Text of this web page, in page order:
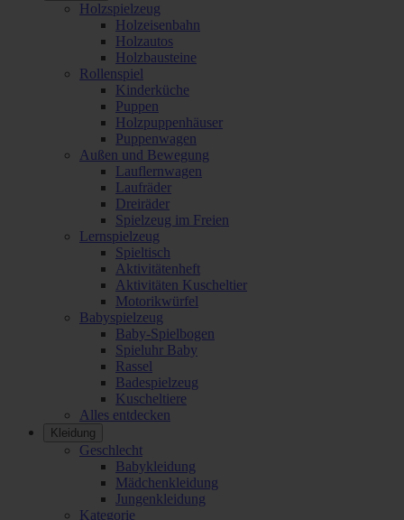
Holzspielzeug
Holzeisenbahn
Holzautos
Holzbausteine
Rollenspiel
Kinderküche
Puppen
Holzpuppenhäuser
Puppenwagen
Außen und Bewegung
Lauflernwagen
Laufräder
Dreiräder
Spielzeug im Freien
Lernspielzeug
Spieltisch
Aktivitätenheft
Aktivitäten Kuscheltier
Motorikwürfel
Babyspielzeug
Baby-Spielbogen
Spieluhr Baby
Rassel
Badespielzeug
Kuscheltiere
Alles entdecken
Kleidung
Geschlecht
Babykleidung
Mädchenkleidung
Jungenkleidung
Kategorie